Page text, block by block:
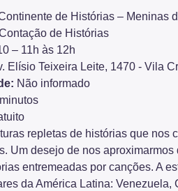
de Histórias – Meninas
de Histórias
– 11h às 12h
Elísio Teixeira Leite, 1470 - Vila
Não informado
repletas de histórias que nos
Um desejo de nos
entremeadas por canções. A
da América Latina: